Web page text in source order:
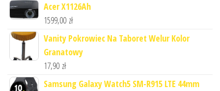
Acer X1126Ah
1599,00 zł
Vanity Pokrowiec Na Taboret Welur Kolor
Granatowy
17,90 zł
Samsung Galaxy Watch5 SM-R915 LTE 44mm